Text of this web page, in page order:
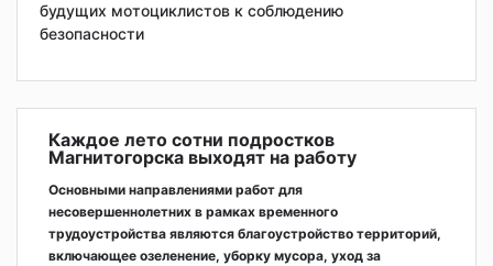
будущих мотоциклистов к соблюдению
безопасности
Каждое лето сотни подростков
Магнитогорска выходят на работу
Основными направлениями работ для
несовершеннолетних в рамках временного
трудоустройства являются благоустройство территорий,
включающее озеленение, уборку мусора, уход за